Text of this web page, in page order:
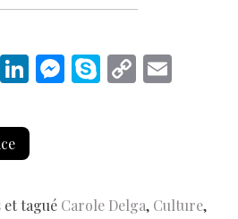
Pi Li
k
e
M S C
et tagué Carole Delga, Culture,